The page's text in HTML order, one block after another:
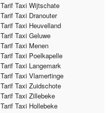
Tarif Taxi Wijtschate
Tarif Taxi Dranouter
Tarif Taxi Heuvelland
Tarif Taxi Geluwe
Tarif Taxi Menen
Tarif Taxi Poelkapelle
Tarif Taxi Langemark
Tarif Taxi Vlamertinge
Tarif Taxi Zuidschote
Tarif Taxi Zillebeke
Tarif Taxi Hollebeke